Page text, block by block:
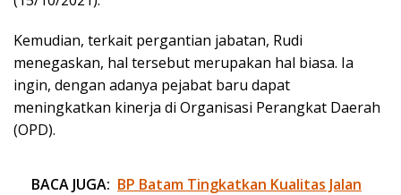
Kemudian, terkait pergantian jabatan, Rudi
menegaskan, hal tersebut merupakan hal biasa. Ia
ingin, dengan adanya pejabat baru dapat
meningkatkan kinerja di Organisasi Perangkat Daerah
(OPD).
BACA JUGA: BP Batam Tingkatkan Kualitas Jalan